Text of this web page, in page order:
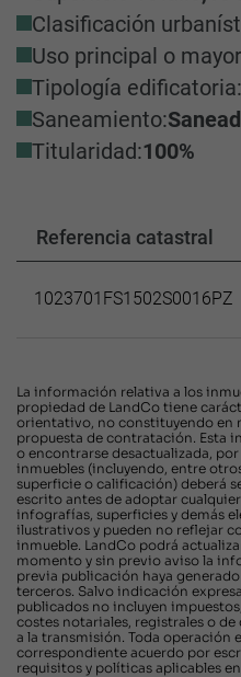
Clasificación
Uso principal o
Tipología edificatoria:
Saneamiento:
Titularidad:100%
Referencia catastral
1023701FS1502S0016PZ
La información relativa a los
propiedad de LandCo tiene
orientativo, no constituyendo en
propuesta de contratación. Esta
o encontrarse desactualizada,
inmuebles (incluyendo, entre
superficie o calificación) deberá
escrito antes de adoptar
infografías, superficies y demás
ilustrativos y pueden no reflejar
inmueble. LandCo podrá
momento y sin previo aviso la
previa publicación haya
terceros. Salvo indicación
publicados no incluyen
costes notariales, registrales o
a la transmisión. Toda operación
correspondiente acuerdo por
requisitos y políticas aplicables en